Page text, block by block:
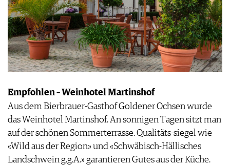
Empfohlen – Weinhotel Martinshof
Aus dem Bierbrauer-Gasthof Goldener Ochsen wurde
das Weinhotel Martinshof. An sonnigen Tagen sitzt man
auf der schönen Sommerterrasse. Qualitäts-siegel wie
«Wild aus der Region» und «Schwäbisch-Hällisches
Landschwein g.g.A.» garantieren Gutes aus der Küche.